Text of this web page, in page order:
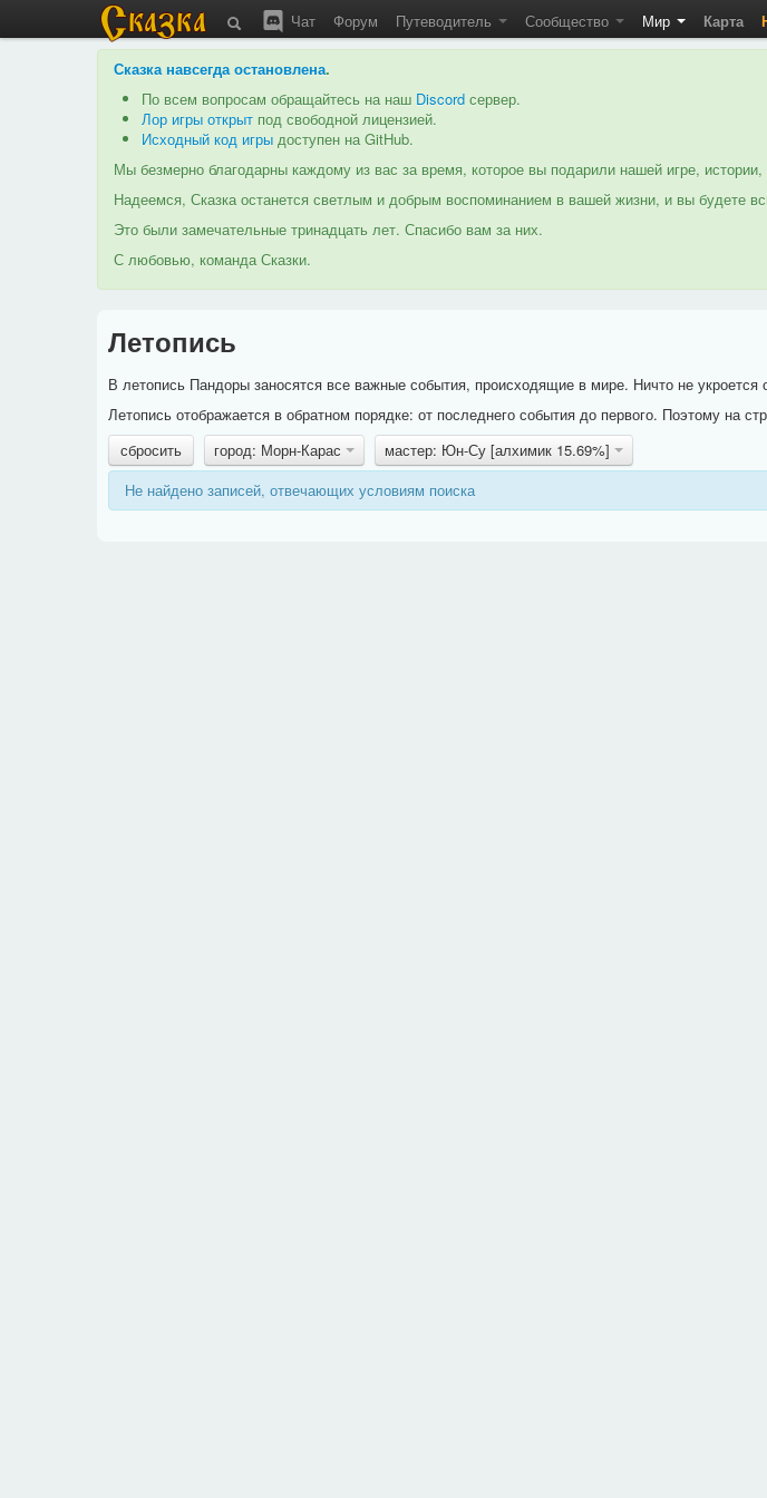
Чат Форум Путеводитель Сообщество Мир Карта
Сказка навсегда остановлена.
По всем вопросам обращайтесь на наш Discord сервер.
Лор игры открыт под свободной лицензией.
Исходный код игры доступен на GitHub.
Мы безмерно благодарны каждому из вас за время, которое вы подарили нашей игре,
Надеемся, Сказка останется светлым и добрым воспоминанием в вашей жизни, и вы будете
Это были замечательные тринадцать лет. Спасибо вам за них.
С любовью, команда Сказки.
Летопись
В летопись Пандоры заносятся все важные события, происходящие в мире. Ничто не укроется
Летопись отображается в обратном порядке: от последнего события до первого. Поэтому на
сбросить
город: Морн-Карас
мастер: Юн-Су [алхимик 15.69%]
Не найдено записей, отвечающих условиям поиска